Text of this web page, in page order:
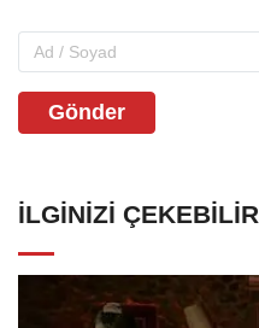
Gönder
İLGINIZI ÇEKEBILIR